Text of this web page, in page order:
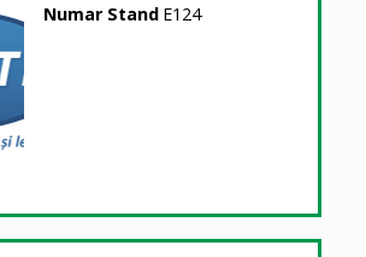
Numar Stand E124